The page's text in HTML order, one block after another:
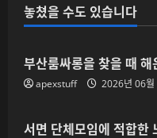
놓쳤을 수도 있습니다
부산룸싸롱을 찾을 때
apexstuff 2026년 06월
서면 단체모임에 적합한